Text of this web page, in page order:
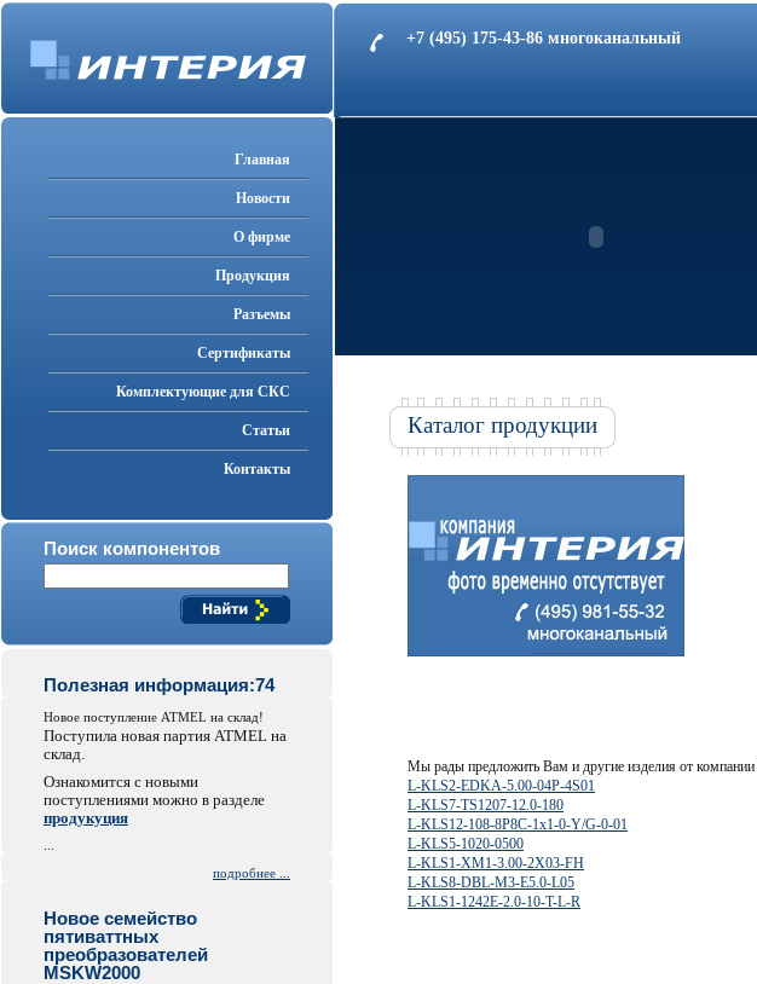
+7 (495) 175-43-86 многоканальный
Главная
Новости
О фирме
Продукция
Разъемы
Cертификаты
Комплектующие для СКС
Статьи
Контакты
Поиск компонентов
Полезная информация:74
Новое поступление ATMEL на склад!
Поступила новая партия ATMEL на
склад.
Ознакомится с новыми
поступлениями можно в разделе
продукуция
подробнее ...
Новое семейство
пятиваттных
преобразователей
MSKW2000
Каталог продукции
Мы рады предложить Вам и другие изделия от компании
L-KLS2-EDKA-5.00-04P-4S01
L-KLS7-TS1207-12.0-180
L-KLS12-108-8P8C-1x1-0-Y/G-0-01
L-KLS5-1020-0500
L-KLS1-XM1-3.00-2X03-FH
L-KLS8-DBL-M3-E5.0-L05
L-KLS1-1242E-2.0-10-T-L-R